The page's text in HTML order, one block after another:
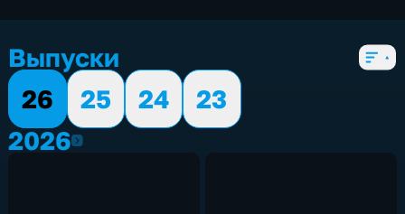
4 сезона, 1181 выпуск
Выпуски
26
25 24
23
20262026